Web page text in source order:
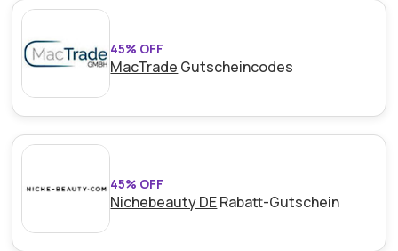
45% OFF
MacTrade Gutscheincodes
45% OFF
Nichebeauty DERabatt-Gutschein